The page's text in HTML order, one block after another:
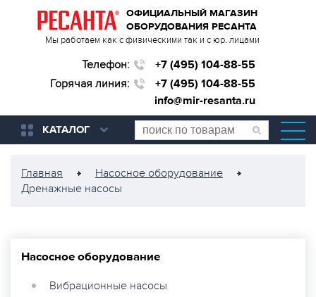
ОФИЦИАЛЬНЫЙ МАГАЗИН
ОБОРУДОВАНИЯ РЕСАНТА
Мы работаем как с физическими так и с юр. лицами
Телефон:
+7 (495) 104-88-55
Горячая линия:
+7 (495) 104-88-55
info@mir-resanta.ru
КАТАЛОГ
Главная
Насосное оборудование
Дренажные насосы
Насосное оборудование
Вибрационные насосы